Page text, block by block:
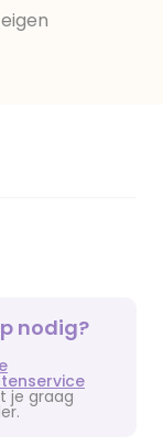
nodig?
je graag